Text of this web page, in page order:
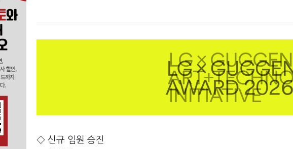
◇ 신규 임원 승진